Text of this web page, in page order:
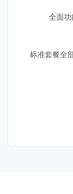
全面
标准套餐全